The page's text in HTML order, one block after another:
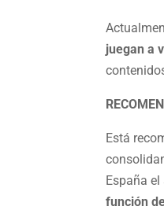
juegan a
Está
España
función